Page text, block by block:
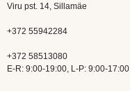
Viru pst. 14, Sillamäe
+372 55942284
+372 58513080
E-R: 9:00-19:00, L-P: 9:00-17:00